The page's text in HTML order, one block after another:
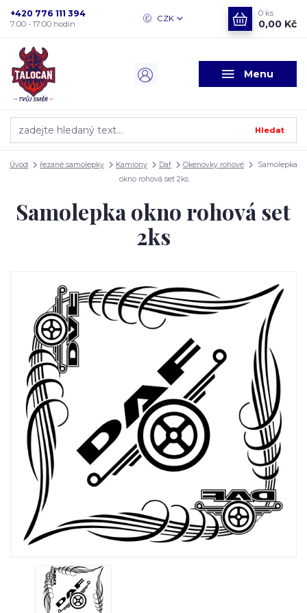
Menu
CZK
Hledat
+420 776 111 394
7:00 - 17:00 hodin
0 ks
0,00 Kč
Úvod řezané samolepky Kamiony Daf Okenovky rohové
Samolepka
okno rohová set 2ks
Samolepka okno rohová set
2ks